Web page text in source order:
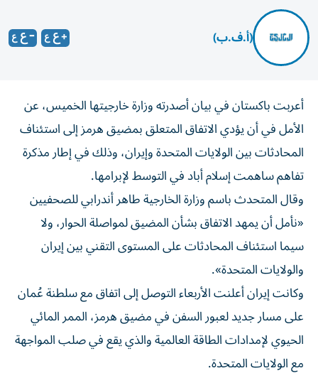
(أ.ف.ب)
أعربت باكستان في بيان أصدرته وزارة خارجيتها الخميس، عن
الأمل في أن يؤدي الاتفاق المتعلق بمضيق هرمز إلى استئناف
المحادثات بين الولايات المتحدة وإيران، وذلك في إطار مذكرة
تفاهم ساهمت إسلام أباد في التوسط لإبرامها.
وقال المتحدث باسم وزارة الخارجية طاهر أندرابي للصحفيين
«نأمل أن يمهد الاتفاق بشأن المضيق لمواصلة الحوار، ولا
سيما استئناف المحادثات على المستوى التقني بين إيران
والولايات المتحدة».
وكانت إيران أعلنت الأربعاء التوصل إلى اتفاق مع سلطنة عُمان
على مسار جديد لعبور السفن في مضيق هرمز، الممر المائي
الحيوي لإمدادات الطاقة العالمية والذي يقع في صلب المواجهة
مع الولايات المتحدة.